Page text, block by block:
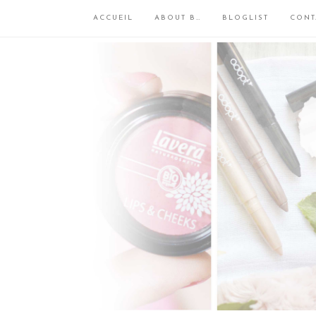
ACCUEIL ABOUT B… BLOGLIST